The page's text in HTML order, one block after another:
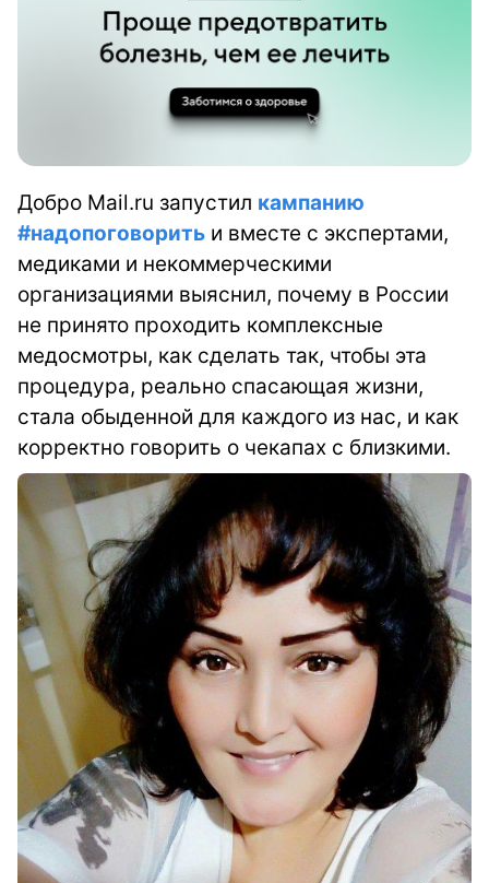
Добро Mail.ru запустил кампанию
#надопоговорить и вместе с экспертами,
медиками и некоммерческими
организациями выяснил, почему в России
не принято проходить комплексные
медосмотры, как сделать так, чтобы эта
процедура, реально спасающая жизни,
стала обыденной для каждого из нас, и как
корректно говорить о чекапах с близкими.